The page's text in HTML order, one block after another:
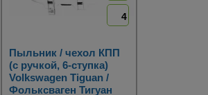
4
Пыльник / чехол КПП
(с ручкой, 6-ступка)
Volkswagen Tiguan /
Фольксваген Тигуан